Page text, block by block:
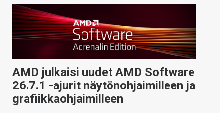
AMD julkaisi uudet AMD Software
26.7.1 -ajurit näytönohjaimilleen ja
grafiikkaohjaimilleen